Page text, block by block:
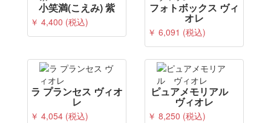
小笑満(こえみ) 紫
￥ 4,400 (税込)
フォトボックス ヴィ
オレ
￥ 6,091 (税込)
ラ プランセス ヴィオ
レ
￥ 4,054 (税込)
ピュアメモリアル
ヴィオレ
￥ 8,250 (税込)